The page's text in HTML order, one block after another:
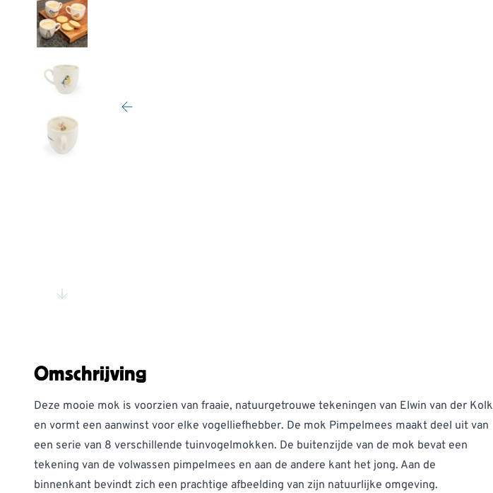
Omschrijving
Deze mooie mok is voorzien van fraaie, natuurgetrouwe tekeningen van Elwin van der Kolk
en vormt een aanwinst voor elke vogelliefhebber. De mok Pimpelmees maakt deel uit van
een serie van 8 verschillende tuinvogelmokken. De buitenzijde van de mok bevat een
tekening van de volwassen pimpelmees en aan de andere kant het jong. Aan de
binnenkant bevindt zich een prachtige afbeelding van zijn natuurlijke omgeving.